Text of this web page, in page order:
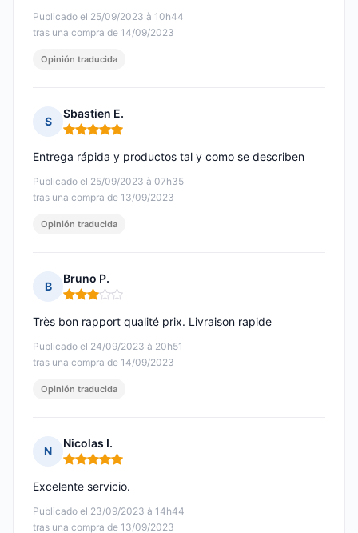
Publicado el 25/09/2023 à 10h44
tras una compra de 14/09/2023
Opinión traducida
S
Sbastien E.
Nota: 5 de 5
Publicado el 25/09/2023 à 07h35
tras una compra de 13/09/2023
Entrega rápida y productos tal y como se describen
Opinión traducida
B
Bruno P.
Nota: 3 de 5
Publicado el 24/09/2023 à 20h51
tras una compra de 14/09/2023
Très bon rapport qualité prix. Livraison rapide
Opinión traducida
N
Nicolas I.
Nota: 5 de 5
Publicado el 23/09/2023 à 14h44
tras una compra de 13/09/2023
Excelente servicio.